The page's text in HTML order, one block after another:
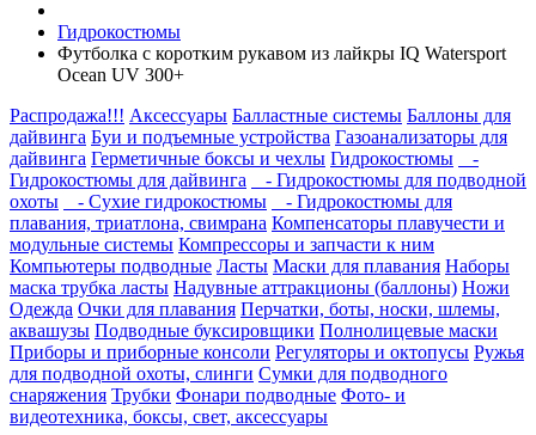
Гидрокостюмы
Футболка с коротким рукавом из лайкры IQ Watersport
Ocean UV 300+
Распродажа!!! Аксессуары Балластные системы Баллоны для
дайвинга Буи и подъемные устройства Газоанализаторы для
дайвинга Герметичные боксы и чехлы Гидрокостюмы
-
Гидрокостюмы для дайвинга
- Гидрокостюмы для подводной
охоты
- Сухие гидрокостюмы
- Гидрокостюмы для
плавания, триатлона, свимрана Компенсаторы плавучести и
модульные системы Компрессоры и запчасти к ним
Компьютеры подводные Ласты Маски для плавания Наборы
маска трубка ласты Надувные аттракционы (баллоны) Ножи
Одежда Очки для плавания Перчатки, боты, носки, шлемы,
аквашузы Подводные буксировщики Полнолицевые маски
Приборы и приборные консоли Регуляторы и октопусы Ружья
для подводной охоты, слинги Сумки для подводного
снаряжения Трубки Фонари подводные Фото- и
видеотехника, боксы, свет, аксессуары